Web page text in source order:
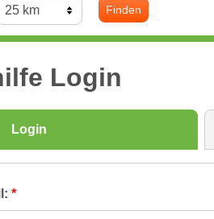
Finden
Login
Login
*